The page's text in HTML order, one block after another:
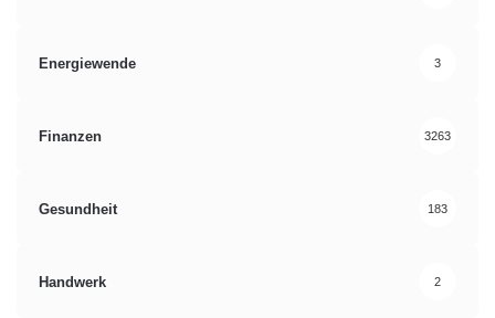
Energiewende 3
Finanzen 3263
Gesundheit 183
Handwerk 2